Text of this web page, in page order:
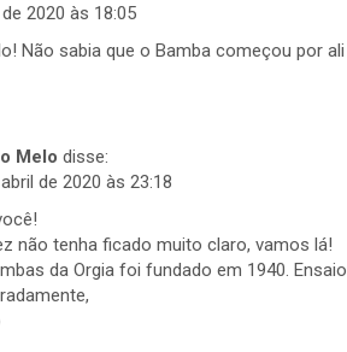
2020 às 18:05
Não sabia que o Bamba começou por
Melo disse:
de 2020 às 23:18
não tenha ficado muito claro, vamos lá!
da Orgia foi fundado em 1940.